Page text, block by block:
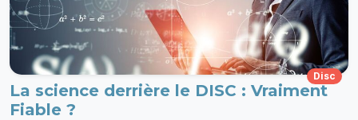
Disc
La science derrière le DISC : Vraiment
Fiable ?